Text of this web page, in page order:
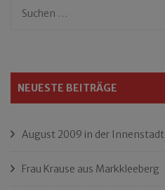
Suchen
NEUESTE BEITRÄGE
August 2009 in der Innenstadt
Frau Krause aus Markkleeberg